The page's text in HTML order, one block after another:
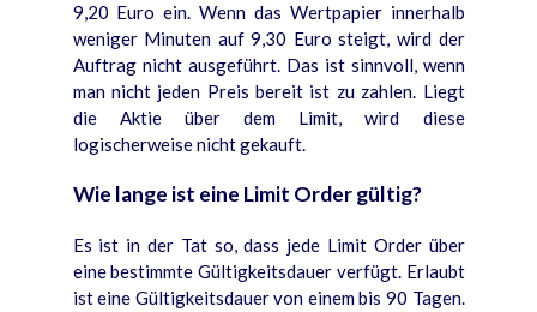
9,20 Euro ein. Wenn das Wertpapier innerhalb
weniger Minuten auf 9,30 Euro steigt, wird der
Auftrag nicht ausgeführt. Das ist sinnvoll, wenn
man nicht jeden Preis bereit ist zu zahlen. Liegt
die Aktie über dem Limit, wird diese
logischerweise nicht gekauft.
Wie lange ist eine Limit Order gültig?
Es ist in der Tat so, dass jede Limit Order über
eine bestimmte Gültigkeitsdauer verfügt. Erlaubt
ist eine Gültigkeitsdauer von einem bis 90 Tagen.